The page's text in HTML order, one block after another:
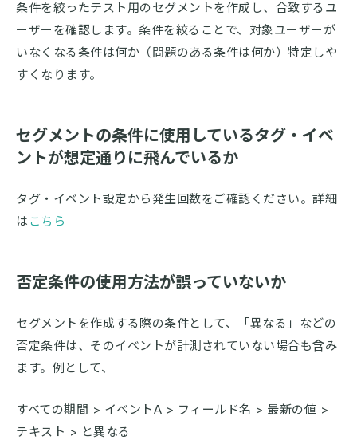
条件を絞ったテスト用のセグメントを作成し、合致するユ
ーザーを確認します。条件を絞ることで、対象ユーザーが
いなくなる条件は何か（問題のある条件は何か）特定しや
すくなります。
セグメントの条件に使用しているタグ・イベ
ントが想定通りに飛んでいるか
タグ・イベント設定から発生回数をご確認ください。詳細
は こちら
否定条件の使用方法が誤っていないか
セグメントを作成する際の条件として、「異なる」などの
否定条件は、そのイベントが計測されていない場合も含み
ます。例として、
すべての期間 > イベントA > フィールド名 > 最新の値 >
テキスト > と異なる